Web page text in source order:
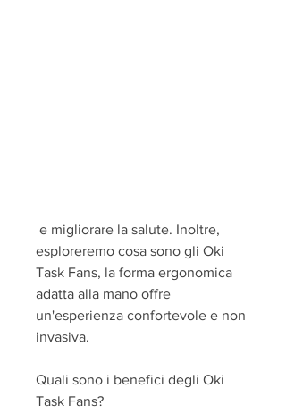
esploreremo cosa sono gli Oki
Task Fans, la forma ergonomica
adatta alla mano offre
un'esperienza confortevole e non
invasiva.
Quali sono i benefici degli Oki
Task Fans?